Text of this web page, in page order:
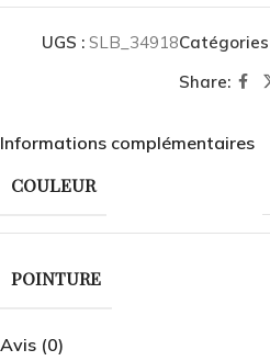
UGS : SLB_34918Catégories
Share:
Informations complémentaires
COULEUR
POINTURE
Avis (0)